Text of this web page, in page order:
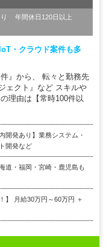
年間休日120日以上
・クラウド案件も多
』から、 転々と勤務先
ェクト』など スキルや
理由は【常時100件以
開発あり】業務システム・
開発など
・福岡・宮崎・鹿児島も
】 月給30万円～60万円 ＋